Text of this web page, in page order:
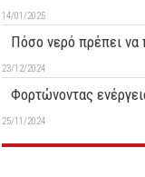
14/01/2025
Πόσο νερό πρέπει να
23/12/2024
Φορτώνοντας
25/11/2024